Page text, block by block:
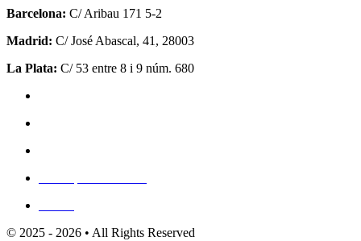
Barcelona: C/ Aribau 171 5-2
Madrid: C/ José Abascal, 41, 28003
La Plata: C/ 53 entre 8 i 9 núm. 680
© 2025 - 2026 • All Rights Reserved